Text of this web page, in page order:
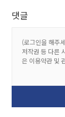
댓글